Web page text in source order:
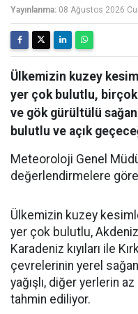
Yayınlanma: 08 Ağustos 2026
Ülkemizin kuzey
yer çok bulutlu,
ve gök gürültülü
bulutlu ve açık
Meteoroloji Genel
değerlendirmelere
Ülkemizin kuzey
yer çok bulutlu,
Karadeniz kıyıları ile
çevrelerinin yerel
yağışlı, diğer yerlerin
tahmin ediliyor.